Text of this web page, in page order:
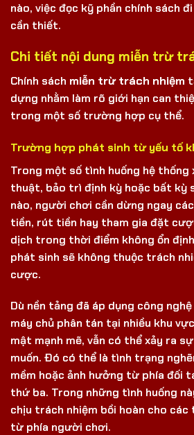
nào, việc đọc kỹ phần chính sách
cần thiết.
Chi tiết nội dung miễn trừ
Chính sách miễn trừ trách nhiệm
dựng nhằm làm rõ giới hạn can
trong một số trường hợp cụ thể.
Trường hợp phát sinh từ yếu tố
Trong một số tình huống hệ thống
thuật, bảo trì định kỳ hoặc bất kỳ
nào, người chơi cần dừng ngay
tiền, rút tiền hay tham gia đặt
dịch trong thời điểm không ổn
phát sinh sẽ không thuộc trách
cược.
Dù nền tảng đã áp dụng công
máy chủ phân tán tại nhiều khu
mật mạnh mẽ, vẫn có thể xảy ra
muốn. Đó có thể là tình trạng
mềm hoặc ảnh hưởng từ phía đối
thứ ba. Trong những tình huống
chịu trách nhiệm bồi hoàn cho
từ phía người chơi.